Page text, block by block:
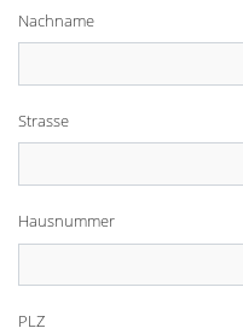
Nachname
Strasse
Hausnummer
PLZ